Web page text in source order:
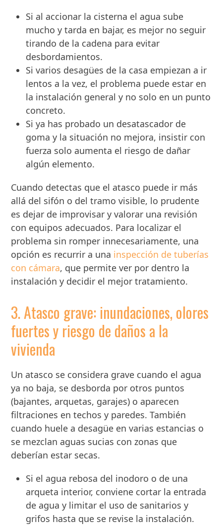
Si al accionar la cisterna el agua sube
mucho y tarda en bajar, es mejor no seguir
tirando de la cadena para evitar
desbordamientos.
Si varios desagües de la casa empiezan a ir
lentos a la vez, el problema puede estar en
la instalación general y no solo en un punto
concreto.
Si ya has probado un desatascador de
goma y la situación no mejora, insistir con
fuerza solo aumenta el riesgo de dañar
algún elemento.
Cuando detectas que el atasco puede ir más
allá del sifón o del tramo visible, lo prudente
es dejar de improvisar y valorar una revisión
con equipos adecuados. Para localizar el
problema sin romper innecesariamente, una
opción es recurrir a una inspección de tuberías
con cámara, que permite ver por dentro la
instalación y decidir el mejor tratamiento.
3. Atasco grave: inundaciones, olores
fuertes y riesgo de daños a la
vivienda
Un atasco se considera grave cuando el agua
ya no baja, se desborda por otros puntos
(bajantes, arquetas, garajes) o aparecen
filtraciones en techos y paredes. También
cuando huele a desagüe en varias estancias o
se mezclan aguas sucias con zonas que
deberían estar secas.
Si el agua rebosa del inodoro o de una
arqueta interior, conviene cortar la entrada
de agua y limitar el uso de sanitarios y
grifos hasta que se revise la instalación.